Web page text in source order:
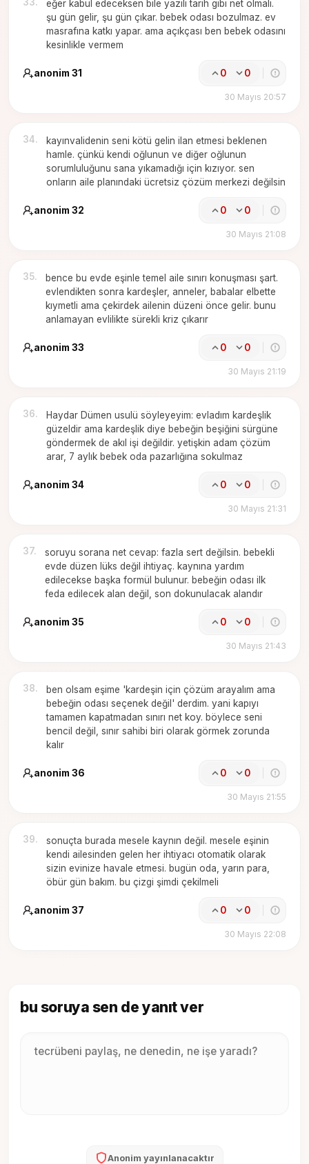
eğer kabul edeceksen bile yazılı tarih gibi net olmalı.
şu gün gelir, şu gün çıkar. bebek odası bozulmaz. ev
masrafına katkı yapar. ama açıkçası ben bebek odasını
kesinlikle vermem
anonim 31 0 0
30 Mayıs 20:57
34.
kayınvalidenin seni kötü gelin ilan etmesi beklenen
hamle. çünkü kendi oğlunun ve diğer oğlunun
sorumluluğunu sana yıkamadığı için kızıyor. sen
onların aile planındaki ücretsiz çözüm merkezi değilsin
anonim 32 0 0
30 Mayıs 21:08
35.
bence bu evde eşinle temel aile sınırı konuşması şart.
evlendikten sonra kardeşler, anneler, babalar elbette
kıymetli ama çekirdek ailenin düzeni önce gelir. bunu
anlamayan evlilikte sürekli kriz çıkarır
anonim 33 0 0
30 Mayıs 21:19
36.
Haydar Dümen usulü söyleyeyim: evladım kardeşlik
güzeldir ama kardeşlik diye bebeğin beşiğini sürgüne
göndermek de akıl işi değildir. yetişkin adam çözüm
arar, 7 aylık bebek oda pazarlığına sokulmaz
anonim 34 0 0
30 Mayıs 21:31
37.
soruyu sorana net cevap: fazla sert değilsin. bebekli
evde düzen lüks değil ihtiyaç. kaynına yardım
edilecekse başka formül bulunur. bebeğin odası ilk
feda edilecek alan değil, son dokunulacak alandır
anonim 35 0 0
30 Mayıs 21:43
38.
ben olsam eşime 'kardeşin için çözüm arayalım ama
bebeğin odası seçenek değil' derdim. yani kapıyı
tamamen kapatmadan sınırı net koy. böylece seni
bencil değil, sınır sahibi biri olarak görmek zorunda
kalır
anonim 36 0 0
30 Mayıs 21:55
39.
sonuçta burada mesele kaynın değil. mesele eşinin
kendi ailesinden gelen her ihtiyacı otomatik olarak
sizin evinize havale etmesi. bugün oda, yarın para,
öbür gün bakım. bu çizgi şimdi çekilmeli
anonim 37 0 0
30 Mayıs 22:08
bu soruya sen de yanıt ver
Anonim yayınlanacaktır